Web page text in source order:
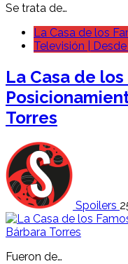
Se trata de…
La Casa de los
Televisión |
La Casa de
Torres
Spoilers
Fueron de…